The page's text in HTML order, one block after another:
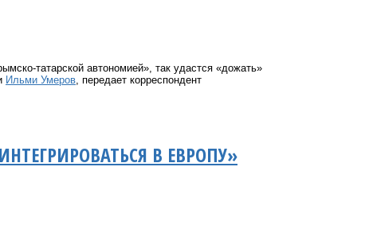
татарской автономией», так удастся «дожать»
Ильми Умеров, передает корреспондент
В ЕВРОПУ»